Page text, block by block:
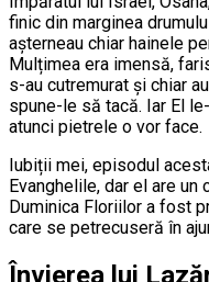
finic din marginea
așterneau chiar hainele
Mulțimea era imensă,
s-au cutremurat și chiar
spune-le să tacă. Iar El
atunci pietrele o vor face.
Iubiții mei, episodul
Evanghelile, dar el are
Duminica Floriilor a fost
care se petrecuseră în
Învierea lui